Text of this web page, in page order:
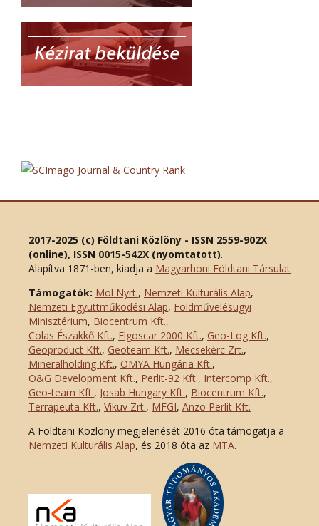
2017-2025 (c) Földtani Közlöny - ISSN 2559-902X
(online), ISSN 0015-542X (nyomtatott).
Alapítva 1871-ben, kiadja a Magyarhoni Földtani Társulat
Támogatók: Mol Nyrt., Nemzeti Kulturális Alap,
Nemzeti Együttműködési Alap, Földművelésügyi
Minisztérium, Biocentrum Kft.,
Colas Északkő Kft., Elgoscar 2000 Kft., Geo-Log Kft.,
Geoproduct Kft., Geoteam Kft., Mecsekérc Zrt.,
Mineralholding Kft., OMYA Hungária Kft.,
O&G Development Kft., Perlit-92 Kft., Intercomp Kft.,
Geo-team Kft., Josab Hungary Kft., Biocentrum Kft.,
Terrapeuta Kft., Vikuv Zrt., MFGI, Anzo Perlit Kft.
A Földtani Közlöny megjelenését 2016 óta támogatja a
Nemzeti Kulturális Alap, és 2018 óta az MTA.